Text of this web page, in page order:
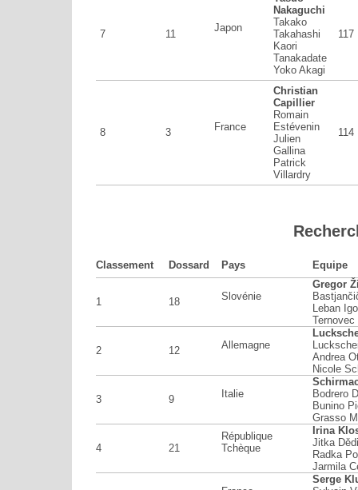
7 11
Japon
Nakaguchi
Takako
Takahashi
Kaori
Tanakadate
Yoko Akagi
117
8 3 France
Christian
Capillier
Romain
Estévenin
Julien
Gallina
Patrick
Villardry
114
Classement Dossard Pays Equipe
1 18 Slovénie
Gregor
Leban
Ternovec
2 12 Allemagne
Andrea
Nicole
3 9 Italie
Bodrero
Bunino
Grasso
4 21
République
Tchèque
Irina
Jitka
Radka
Jarmila
Serge